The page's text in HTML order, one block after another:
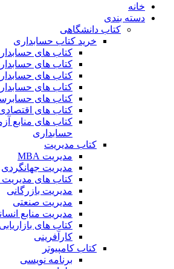
خانه
دسته بندی
کتاب دانشگاهی
خرید کتاب حسابداری
کتاب های
کتاب های
کتاب های
کتاب های
کتاب های
کتاب های
کتاب های منابع
حسابداری
کتاب مدیریت
مدیریت MBA
مدیریت جهانگردی
کتاب های مدیریت
مدیریت بازرگانی
مدیریت صنعتی
مدیریت منابع
کتاب های
کارآفرینی
کتاب کامپیوتر
برنامه نویسی